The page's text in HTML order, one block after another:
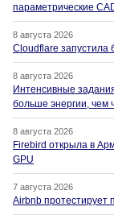
параметрические
8 августа 2026
Cloudflare запустила
8 августа 2026
Интенсивные
больше энергии, чем
8 августа 2026
Firebird открыла в
GPU
7 августа 2026
Airbnb протестирует